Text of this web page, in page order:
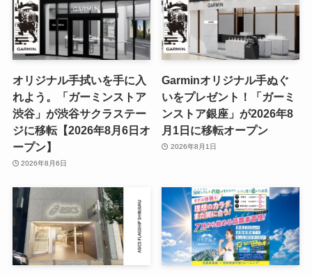
オリジナル手拭いを手に入
れよう。「ガーミンストア
渋谷」が渋谷サクラステー
ジに移転【2026年8月6日オ
ープン】
2026年8月6日
Garminオリジナル手ぬぐ
いをプレゼント！「ガーミ
ンストア銀座」が2026年8
月1日に移転オープン
2026年8月1日